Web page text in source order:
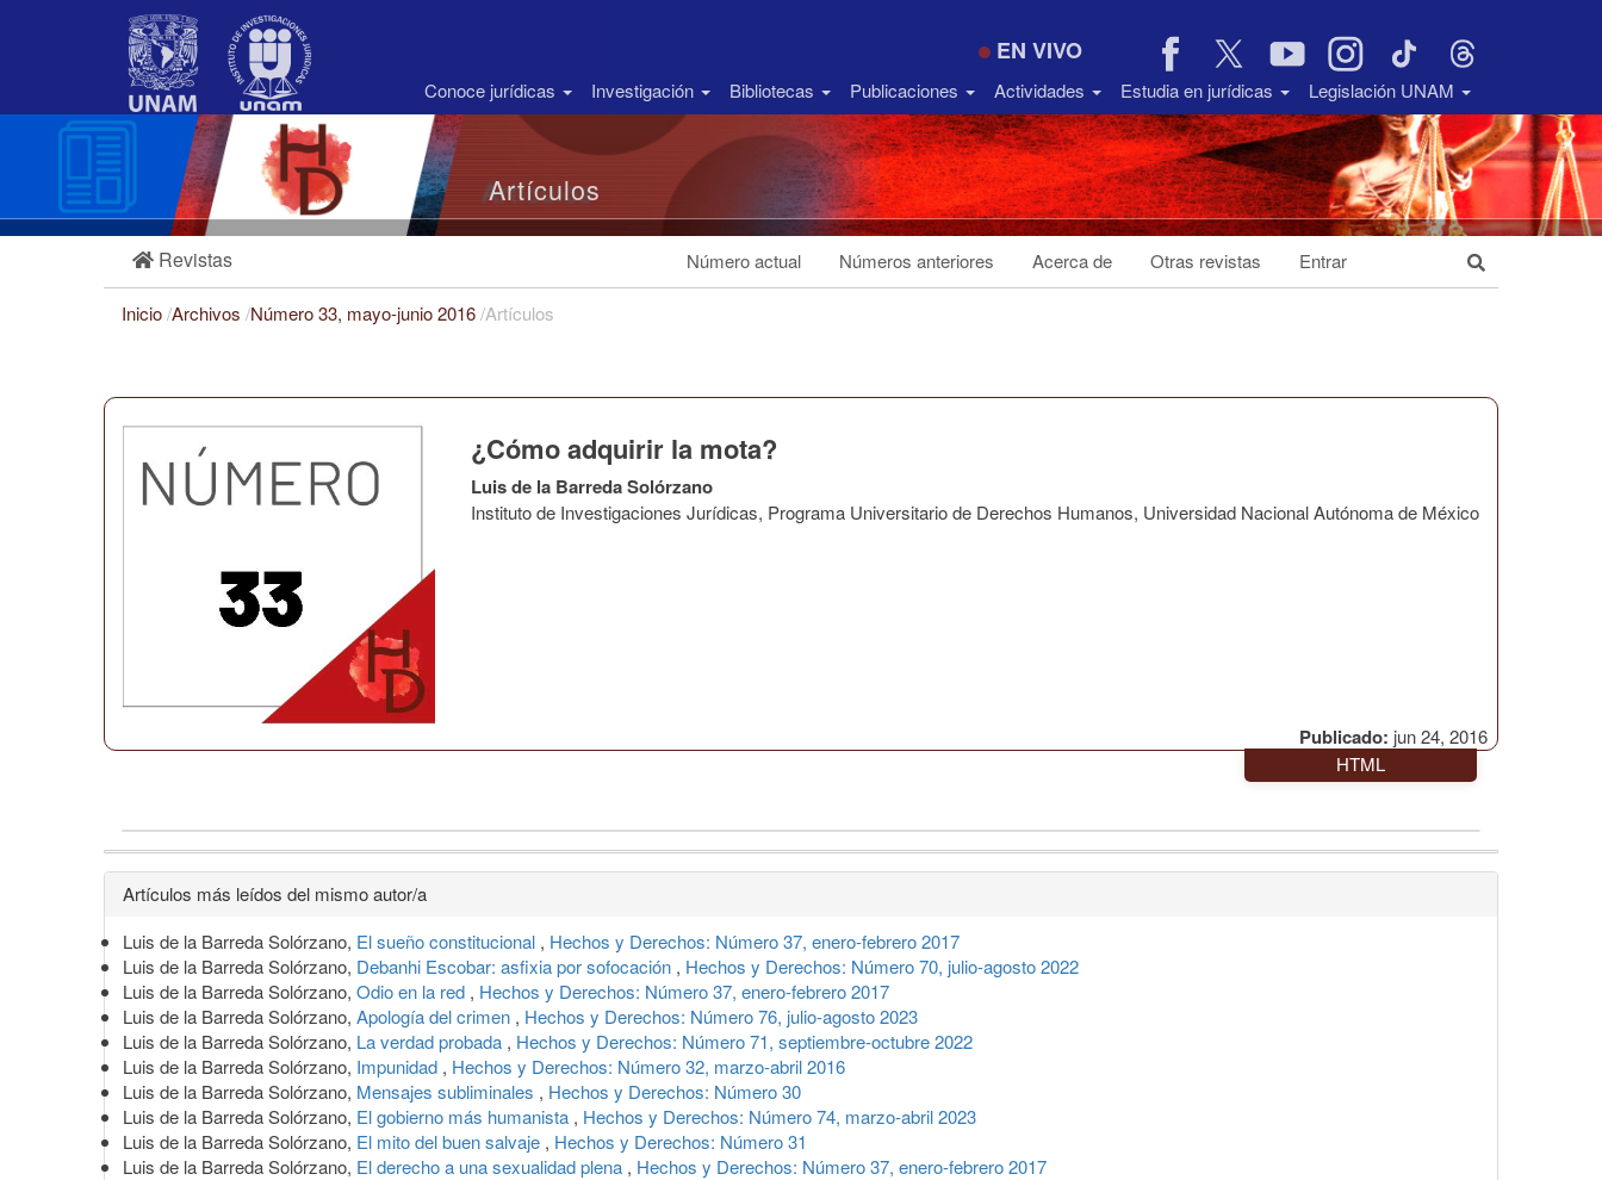
Barra
EN VIVO
Conoce jurídicas Investigación Bibliotecas Publicaciones Actividades Estudia en jurídicas Legislación UNAM
Artículos
Revistas Número actual Números anteriores Acerca de Otras revistas Entrar
Inicio/Archivos /Número 33, mayo-junio 2016/Artículos
Publicado: jun 24, 2016
¿Cómo adquirir la mota?
Luis de la Barreda Solórzano
Instituto de Investigaciones Jurídicas, Programa Universitario de Derechos Humanos, Universidad Nacional Autónoma de México
HTML
Detalles
del
artículo
Artículos más leídos del mismo autor/a
Luis de la Barreda Solórzano, El sueño constitucional , Hechos y Derechos: Número 37, enero-febrero 2017
Luis de la Barreda Solórzano, Debanhi Escobar: asfixia por sofocación , Hechos y Derechos: Número 70, julio-agosto 2022
Luis de la Barreda Solórzano, Odio en la red , Hechos y Derechos: Número 37, enero-febrero 2017
Luis de la Barreda Solórzano, Apología del crimen , Hechos y Derechos: Número 76, julio-agosto 2023
Luis de la Barreda Solórzano, La verdad probada , Hechos y Derechos: Número 71, septiembre-octubre 2022
Luis de la Barreda Solórzano, Impunidad , Hechos y Derechos: Número 32, marzo-abril 2016
Luis de la Barreda Solórzano, Mensajes subliminales , Hechos y Derechos: Número 30
Luis de la Barreda Solórzano, El gobierno más humanista , Hechos y Derechos: Número 74, marzo-abril 2023
Luis de la Barreda Solórzano, El mito del buen salvaje , Hechos y Derechos: Número 31
Luis de la Barreda Solórzano, El derecho a una sexualidad plena , Hechos y Derechos: Número 37, enero-febrero 2017